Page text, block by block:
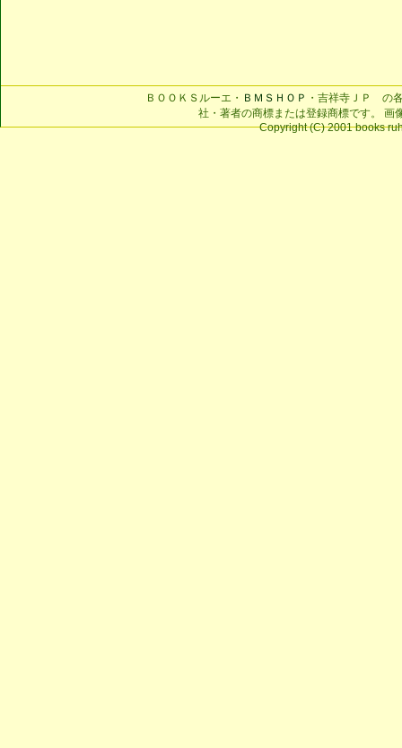
ＢＯＯＫＳルーエ・ ＢＭＳＨＯＰ ・吉祥寺ＪＰ の
社・著者の商標または登録商標です。 画
Copyright (C) 2001 books